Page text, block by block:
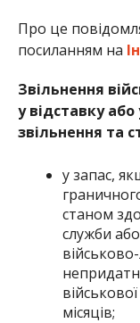
Про це
посиланням на
Звільнення
у відставку
звільнення та
у запас,
станом
служби або
місяців;